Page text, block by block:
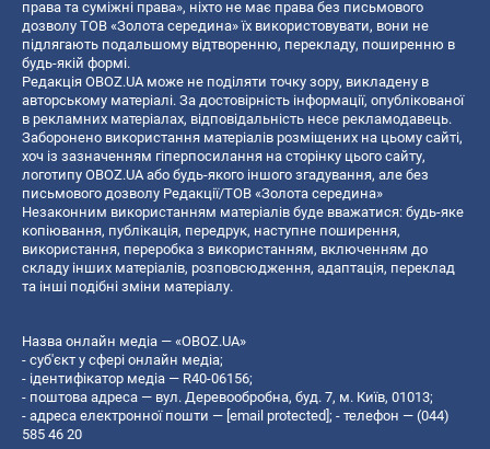
права та суміжні права», ніхто не має права без письмового
дозволу ТОВ «Золота середина» їх використовувати, вони не
підлягають подальшому відтворенню, перекладу, поширенню в
будь-якій формі.
Редакція OBOZ.UA може не поділяти точку зору, викладену в
авторському матеріалі. За достовірність інформації, опублікованої
в рекламних матеріалах, відповідальність несе рекламодавець.
Заборонено використання матеріалів розміщених на цьому сайті,
хоч із зазначенням гіперпосилання на сторінку цього сайту,
логотипу OBOZ.UA або будь-якого іншого згадування, але без
письмового дозволу Редакції/ТОВ «Золота середина»
Незаконним використанням матеріалів буде вважатися: будь-яке
копiювання, публiкацiя, передрук, наступне поширення,
використання, переробка з використанням, включенням до
складу інших матеріалів, розповсюдження, адаптація, переклад
та інші подібні зміни матеріалу.
Назва онлайн медіа — «OBOZ.UA»
- суб'єкт у сфері онлайн медіа;
- ідентифікатор медіа — R40-06156;
- поштова адреса — вул. Деревообробна, буд. 7, м. Київ, 01013;
- адреса електронної пошти — [email protected]; - телефон — (044)
585 46 20